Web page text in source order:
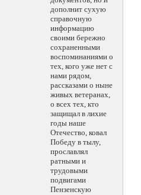
дополнит сухую
справочную
информацию
своими бережно
сохраненными
воспоминаниями о
тех, кого уже нет с
нами рядом,
рассказами о ныне
живых ветеранах,
о всех тех, кто
защищал в лихие
годы наше
Отечество, ковал
Победу в тылу,
прославлял
ратными и
трудовыми
подвигами
Пензенскую